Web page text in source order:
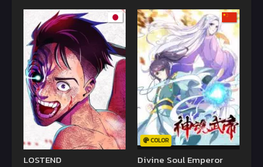
LOSTEND
COLOR
Divine Soul Emperor